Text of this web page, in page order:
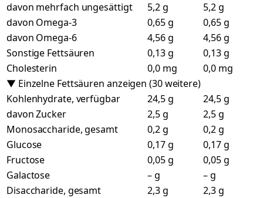
davon mehrfach ungesättigt
5,2 g
5,2 g
davon Omega-3
0,65 g
0,65 g
davon Omega-6
4,56 g
4,56 g
Sonstige Fettsäuren
0,13 g
0,13 g
Cholesterin
0,0 mg
0,0 mg
▼ Einzelne Fettsäuren anzeigen (30 weitere)
Kohlenhydrate, verfügbar
24,5 g
24,5 g
davon Zucker
2,5 g
2,5 g
Monosaccharide, gesamt
0,2 g
0,2 g
Glucose
0,17 g
0,17 g
Fructose
0,05 g
0,05 g
Galactose
– g
– g
Disaccharide, gesamt
2,3 g
2,3 g